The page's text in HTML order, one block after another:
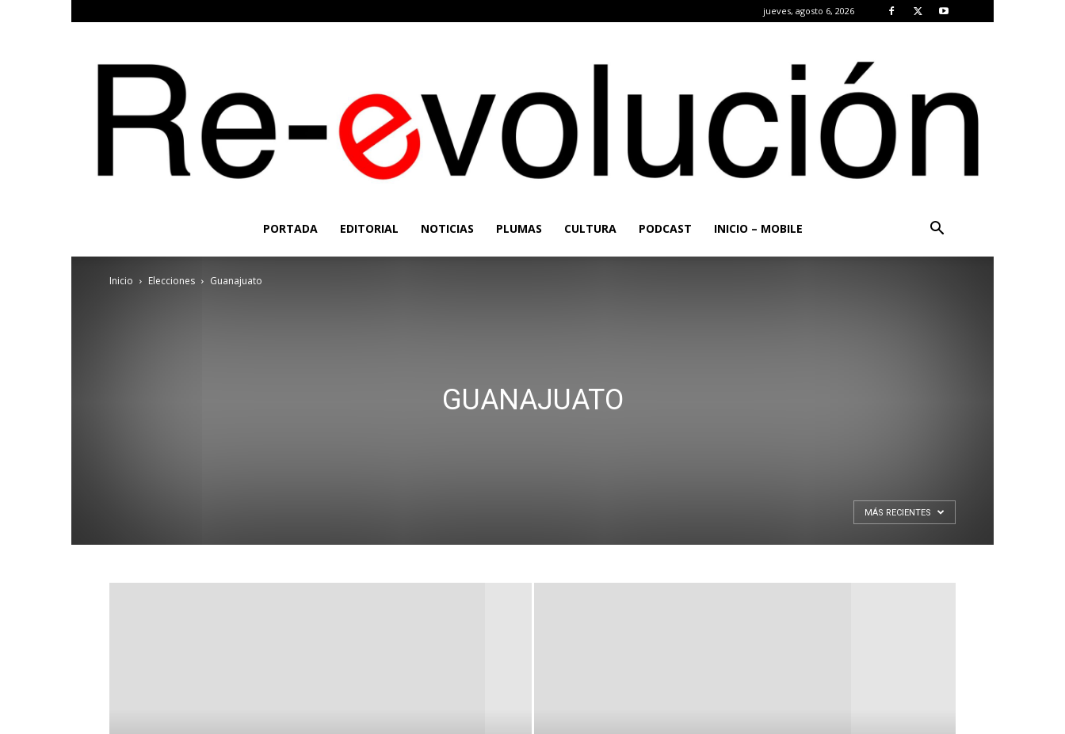
jueves, agosto 6, 2026
PORTADA EDITORIAL NOTICIAS PLUMAS CULTURA PODCAST INICIO – MOBILE
Inicio Elecciones Guanajuato
GUANAJUATO
MÁS RECIENTES